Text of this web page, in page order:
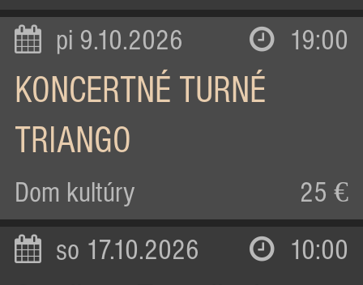
pi 9.10.2026 19:00
KONCERTNÉ TURNÉ
TRIANGO
Dom kultúry 25 €
so 17.10.2026 10:00